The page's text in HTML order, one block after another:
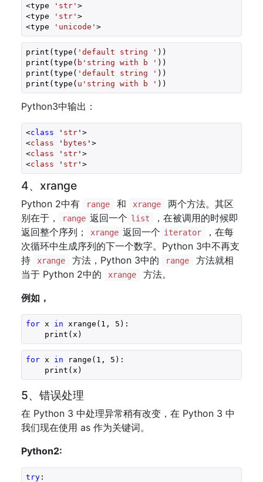
<type
'str' >
<type
'str' >
<type
'unicode' >
print(type( 'default string ' ))
print(type( b'string with b ' ))
print(type( 'default string ' ))
print(type( u'string with b ' ))
Python3中输出：
<class ' str'>
<class ' bytes '>
<class ' str'>
<class ' str'>
4、xrange
Python 2中有 range 和 xrange
两个方法。其区
别在于，
range 返回一个 list
，在被调用的时候即
返回整个序列；
xrange 返回一个 iterator
，在每
次循环中生成序列的下一个数字。Python 3中不再支
持
xrange 方法，Python 3中的 range
方法就相
当于 Python 2中的
xrange
方法。
例如，
for x in xrange( 1 , 5 ):
    print(x)
for x in range( 1 , 5 ):
    print(x)
5、错误处理
在 Python 3 中处理异常稍有改变，在 Python 3 中
我们现在使用 as 作为关键词。
Python2:
try: